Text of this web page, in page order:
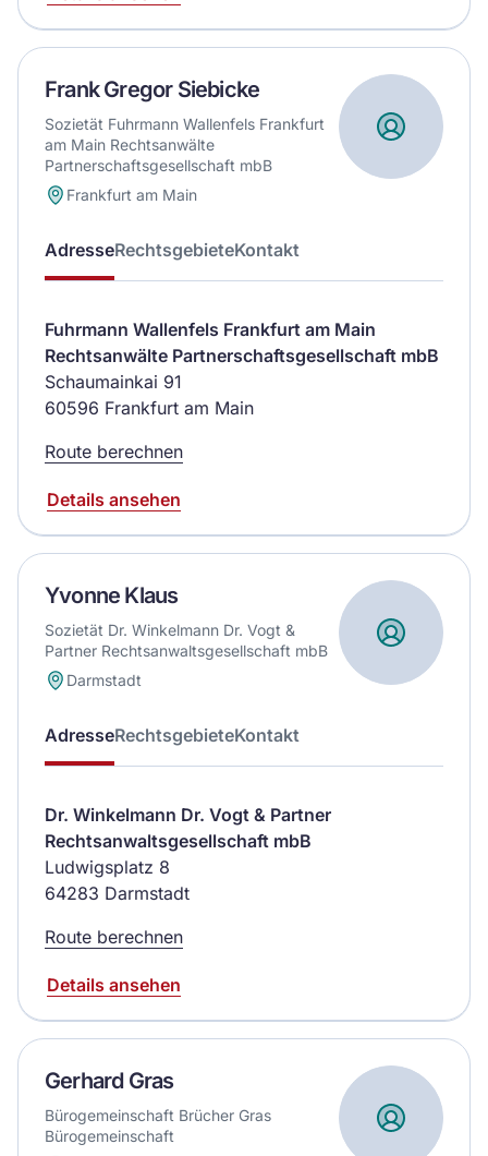
Frank Gregor Siebicke
Sozietät Fuhrmann Wallenfels Frankfurt
am Main Rechtsanwälte
Partnerschaftsgesellschaft mbB
Frankfurt am Main
AdresseRechtsgebieteKontakt
Fuhrmann Wallenfels Frankfurt am Main
Rechtsanwälte Partnerschaftsgesellschaft mbB
Schaumainkai 91
60596 Frankfurt am Main
Route berechnen
Details ansehen
Yvonne Klaus
Sozietät Dr. Winkelmann Dr. Vogt &
Partner Rechtsanwaltsgesellschaft mbB
Darmstadt
AdresseRechtsgebieteKontakt
Dr. Winkelmann Dr. Vogt & Partner
Rechtsanwaltsgesellschaft mbB
Ludwigsplatz 8
64283 Darmstadt
Route berechnen
Details ansehen
Gerhard Gras
Bürogemeinschaft Brücher Gras
Bürogemeinschaft